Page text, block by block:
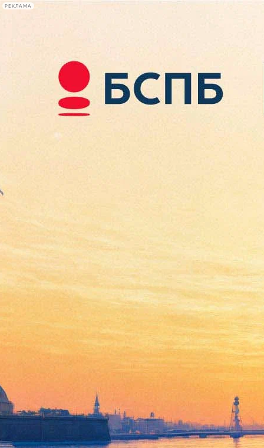
РЕКЛАМА
Сегодня:
2026.08.07
08:14
Афиша Plus
Нобелевский лауреат Боб
Дилан выпустил первый
оригинальный альбом за 8
лет
Версия для печати